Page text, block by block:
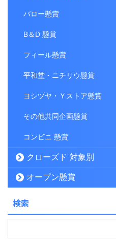
バロー懸賞
B＆D 懸賞
フィール懸賞
平和堂・ニチリウ懸賞
ヨシヅヤ・Ｙストア懸賞
その他共同企画懸賞
コンビニ 懸賞
クローズド 対象別
オープン懸賞
検索